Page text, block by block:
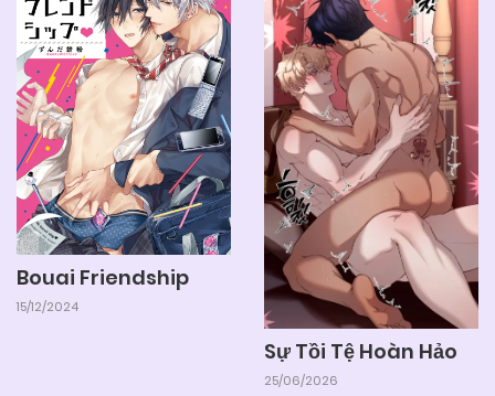
Bouai Friendship
15/12/2024
Sự Tồi Tệ Hoàn Hảo
25/06/2026